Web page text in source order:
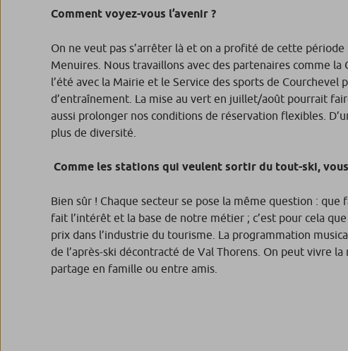
Comment voyez-
On ne veut pas s’arrêter là et on a profité de cette
Menuires. Nous travaillons avec des partenaires comme
l’été avec la Mairie et le Service des sports de
d’entraînement. La mise au vert en juillet/août pourrait
aussi prolonger nos conditions de réservation flexibles.
plus de diversité.
Comme les stations qui veulent sortir du tout-ski,
Bien sûr ! Chaque secteur se pose la même question :
fait l’intérêt et la base de notre métier ; c’est pour cela
prix dans l’industrie du tourisme. La programmation
de l’après-ski décontracté de Val Thorens. On peut vivre
partage en famille ou entre amis.